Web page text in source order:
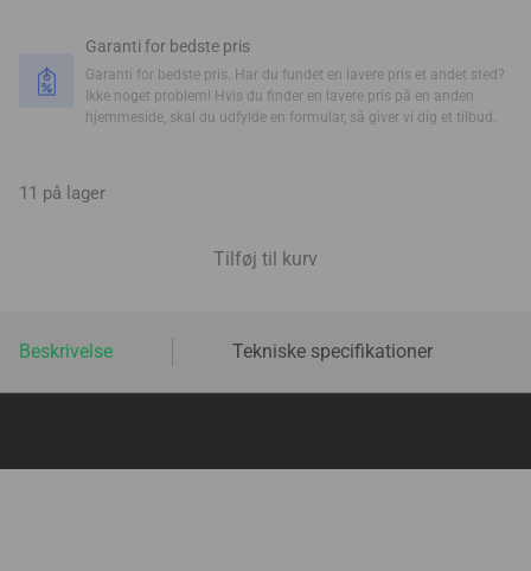
Garanti for bedste pris
Garanti for bedste pris. Har du fundet en lavere pris et andet sted?
Ikke noget problem! Hvis du finder en lavere pris på en anden
hjemmeside, skal du udfylde en formular, så giver vi dig et tilbud.
11 på lager
Tilføj til kurv
Beskrivelse Tekniske specifikationer